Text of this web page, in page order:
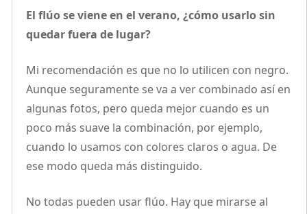
El flúo se viene en el verano, ¿cómo usarlo sin
quedar fuera de lugar?
Mi recomendación es que no lo utilicen con negro.
Aunque seguramente se va a ver combinado así en
algunas fotos, pero queda mejor cuando es un
poco más suave la combinación, por ejemplo,
cuando lo usamos con colores claros o agua. De
ese modo queda más distinguido.
No todas pueden usar flúo. Hay que mirarse al